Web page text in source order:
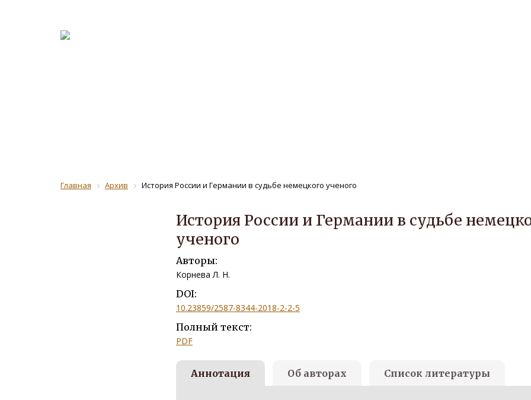
Главная Архив История России и Германии в судьбе немецкого ученого
История России и Германии в судьбе
ученого
Авторы:
Корнева Л. Н.
DOI:
10.23859/2587-8344-2018-2-2-5
Полный текст:
PDF
Аннотация Об авторах Список литературы